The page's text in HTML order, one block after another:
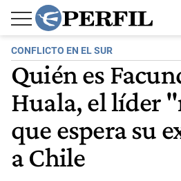
CONFLICTO EN EL SUR
Quién es
Huala, el líder
que espera su
a Chile